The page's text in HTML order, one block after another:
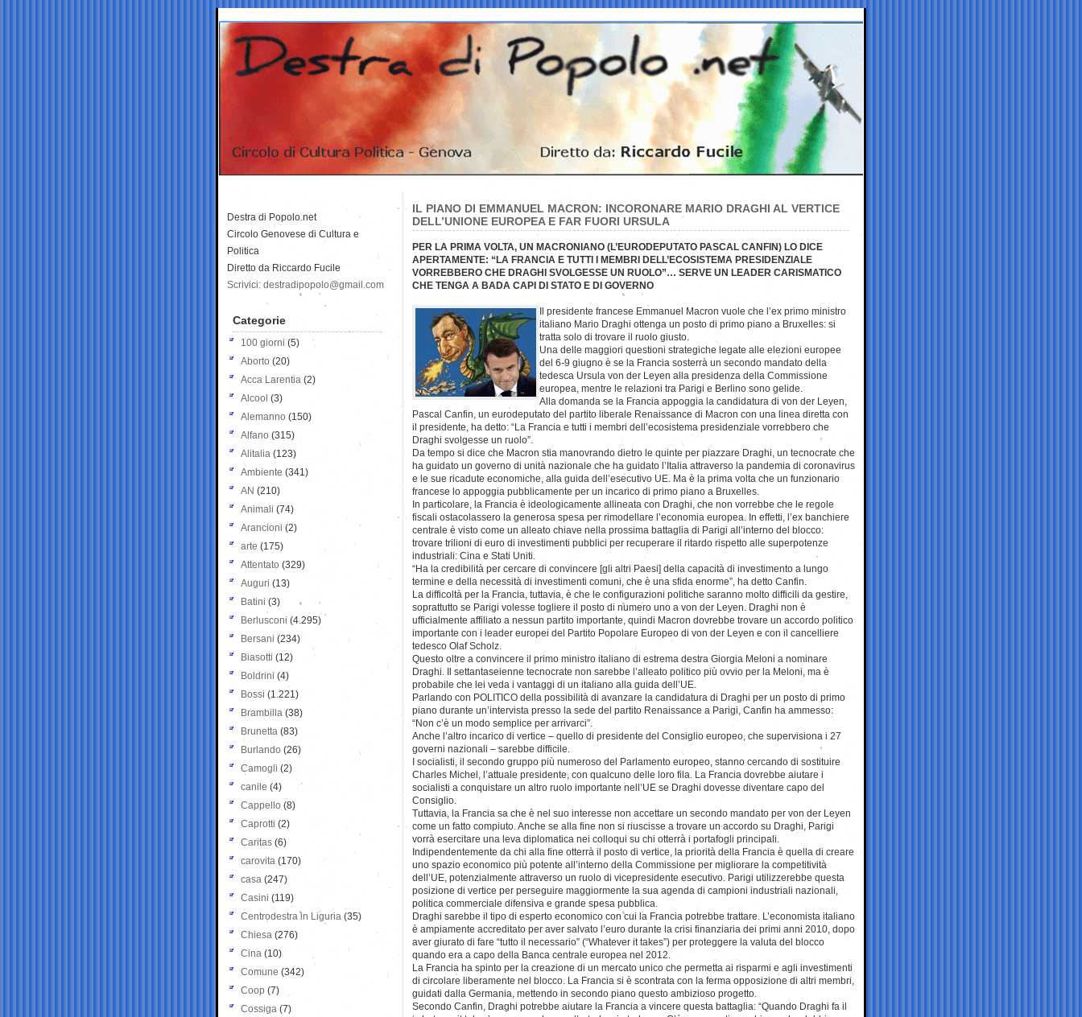
IL PIANO DI EMMANUEL MACRON: INCORONARE MARIO DRAGHI AL VERTICE
DELL’UNIONE EUROPEA E FAR FUORI URSULA
PER LA PRIMA VOLTA, UN MACRONIANO (L’EURODEPUTATO PASCAL CANFIN) LO DICE
APERTAMENTE: “LA FRANCIA E TUTTI I MEMBRI DELL’ECOSISTEMA PRESIDENZIALE
VORREBBERO CHE DRAGHI SVOLGESSE UN RUOLO”… SERVE UN LEADER CARISMATICO
CHE TENGA A BADA CAPI DI STATO E DI GOVERNO
Il presidente francese Emmanuel Macron vuole che l’ex primo ministro
italiano Mario Draghi ottenga un posto di primo piano a Bruxelles: si
tratta solo di trovare il ruolo giusto.
Una delle maggiori questioni strategiche legate alle elezioni europee
del 6-9 giugno è se la Francia sosterrà un secondo mandato della
tedesca Ursula von der Leyen alla presidenza della Commissione
europea, mentre le relazioni tra Parigi e Berlino sono gelide.
Alla domanda se la Francia appoggia la candidatura di von der Leyen,
Pascal Canfin, un eurodeputato del partito liberale Renaissance di Macron con una linea diretta con
il presidente, ha detto: “La Francia e tutti i membri dell’ecosistema presidenziale vorrebbero che
Draghi svolgesse un ruolo”.
Da tempo si dice che Macron stia manovrando dietro le quinte per piazzare Draghi, un tecnocrate che
ha guidato un governo di unità nazionale che ha guidato l’Italia attraverso la pandemia di coronavirus
e le sue ricadute economiche, alla guida dell’esecutivo UE. Ma è la prima volta che un funzionario
francese lo appoggia pubblicamente per un incarico di primo piano a Bruxelles.
In particolare, la Francia è ideologicamente allineata con Draghi, che non vorrebbe che le regole
fiscali ostacolassero la generosa spesa per rimodellare l’economia europea. In effetti, l’ex banchiere
centrale è visto come un alleato chiave nella prossima battaglia di Parigi all’interno del blocco:
trovare trilioni di euro di investimenti pubblici per recuperare il ritardo rispetto alle superpotenze
industriali: Cina e Stati Uniti.
“Ha la credibilità per cercare di convincere [gli altri Paesi] della capacità di investimento a lungo
termine e della necessità di investimenti comuni, che è una sfida enorme”, ha detto Canfin.
La difficoltà per la Francia, tuttavia, è che le configurazioni politiche saranno molto difficili da gestire,
soprattutto se Parigi volesse togliere il posto di numero uno a von der Leyen. Draghi non è
ufficialmente affiliato a nessun partito importante, quindi Macron dovrebbe trovare un accordo politico
importante con i leader europei del Partito Popolare Europeo di von der Leyen e con il cancelliere
tedesco Olaf Scholz.
Questo oltre a convincere il primo ministro italiano di estrema destra Giorgia Meloni a nominare
Draghi. Il settantaseienne tecnocrate non sarebbe l’alleato politico più ovvio per la Meloni, ma è
probabile che lei veda i vantaggi di un italiano alla guida dell’UE.
Parlando con POLITICO della possibilità di avanzare la candidatura di Draghi per un posto di primo
piano durante un’intervista presso la sede del partito Renaissance a Parigi, Canfin ha ammesso:
“Non c’è un modo semplice per arrivarci”.
Anche l’altro incarico di vertice – quello di presidente del Consiglio europeo, che supervisiona i 27
governi nazionali – sarebbe difficile.
I socialisti, il secondo gruppo più numeroso del Parlamento europeo, stanno cercando di sostituire
Charles Michel, l’attuale presidente, con qualcuno delle loro fila. La Francia dovrebbe aiutare i
socialisti a conquistare un altro ruolo importante nell’UE se Draghi dovesse diventare capo del
Consiglio.
Tuttavia, la Francia sa che è nel suo interesse non accettare un secondo mandato per von der Leyen
come un fatto compiuto. Anche se alla fine non si riuscisse a trovare un accordo su Draghi, Parigi
vorrà esercitare una leva diplomatica nei colloqui su chi otterrà i portafogli principali.
Indipendentemente da chi alla fine otterrà il posto di vertice, la priorità della Francia è quella di creare
uno spazio economico più potente all’interno della Commissione per migliorare la competitività
dell’UE, potenzialmente attraverso un ruolo di vicepresidente esecutivo. Parigi utilizzerebbe questa
posizione di vertice per perseguire maggiormente la sua agenda di campioni industriali nazionali,
politica commerciale difensiva e grande spesa pubblica.
Draghi sarebbe il tipo di esperto economico con cui la Francia potrebbe trattare. L’economista italiano
è ampiamente accreditato per aver salvato l’euro durante la crisi finanziaria dei primi anni 2010, dopo
aver giurato di fare “tutto il necessario” (“Whatever it takes”) per proteggere la valuta del blocco
quando era a capo della Banca centrale europea nel 2012.
La Francia ha spinto per la creazione di un mercato unico che permetta ai risparmi e agli investimenti
di circolare liberamente nel blocco. La Francia si è scontrata con la ferma opposizione di altri membri,
guidati dalla Germania, mettendo in secondo piano questo ambizioso progetto.
Secondo Canfin, Draghi potrebbe aiutare la Francia a vincere questa battaglia: “Quando Draghi fa il
Destra di Popolo.net
Circolo Genovese di Cultura e
Politica
Diretto da Riccardo Fucile
Scrivici: destradipopolo@gmail.com
Categorie
100 giorni (5)
Aborto (20)
Acca Larentia (2)
Alcool (3)
Alemanno (150)
Alfano (315)
Alitalia (123)
Ambiente (341)
AN (210)
Animali (74)
Arancioni (2)
arte (175)
Attentato (329)
Auguri (13)
Batini (3)
Berlusconi (4.295)
Bersani (234)
Biasotti (12)
Boldrini (4)
Bossi (1.221)
Brambilla (38)
Brunetta (83)
Burlando (26)
Camogli (2)
canile (4)
Cappello (8)
Caprotti (2)
Caritas (6)
carovita (170)
casa (247)
Casini (119)
Centrodestra in Liguria (35)
Chiesa (276)
Cina (10)
Comune (342)
Coop (7)
Cossiga (7)